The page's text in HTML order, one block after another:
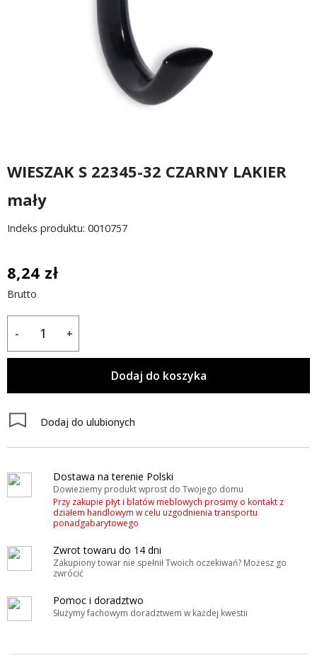
WIESZAK S 22345-32 CZARNY LAKIER
mały
Indeks produktu: 0010757
8,24 zł
Brutto
- +
Dodaj do koszyka
Dodaj do ulubionych
Dostawa na terenie Polski
Dowieziemy produkt wprost do Twojego domu
Przy zakupie płyt i blatów meblowych prosimy o kontakt z
działem handlowym w celu uzgodnienia transportu
ponadgabarytowego
Zwrot towaru do 14 dni
Zakupiony towar nie spełnił Twoich oczekiwań? Możesz go
zwrócić
Pomoc i doradztwo
Służymy fachowym doradztwem w każdej kwestii